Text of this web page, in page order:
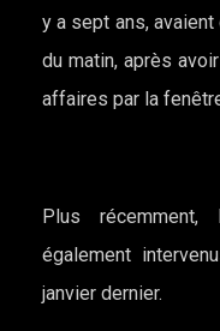
y a sept ans, avaient
du matin, après
affaires par la
Plus
également
janvier dernier.